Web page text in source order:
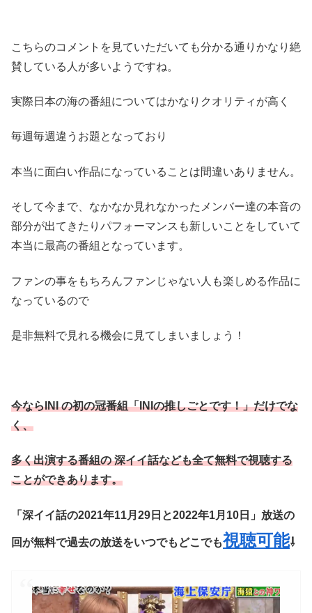
こちらのコメントを見ていただいても分かる通りかなり絶
賛している人が多いようですね。
実際日本の海の番組についてはかなりクオリティが高く
毎週毎週違うお題となっており
本当に面白い作品になっていることは間違いありません。
そして今まで、なかなか見れなかったメンバー達の本音の
部分が出てきたりパフォーマンスも新しいことをしていて
本当に最高の番組となっています。
ファンの事をもちろんファンじゃない人も楽しめる作品に
なっているので
是非無料で見れる機会に見てしまいましょう！
今ならINI の初の冠番組「INIの推しごとです！」だけでな
く、
多く出演する番組の 深イイ話なども全て無料で視聴する
ことができあります。
「深イイ話の2021年11月29日と2022年1月10日」放送の
回が無料で過去の放送をいつでもどこでも視聴可能⇩